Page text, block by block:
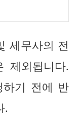
세무사의 전
제외됩니다.
하기 전에 반
.